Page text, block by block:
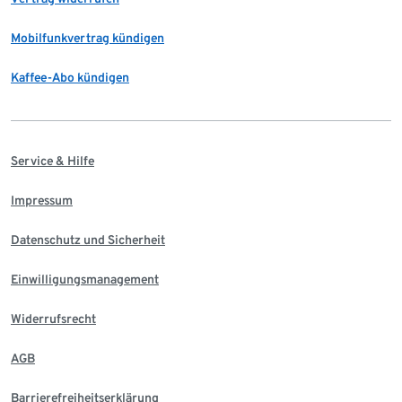
Mobilfunkvertrag kündigen
Kaffee-Abo kündigen
Service & Hilfe
Impressum
Datenschutz und Sicherheit
Einwilligungsmanagement
Widerrufsrecht
AGB
Barrierefreiheitserklärung